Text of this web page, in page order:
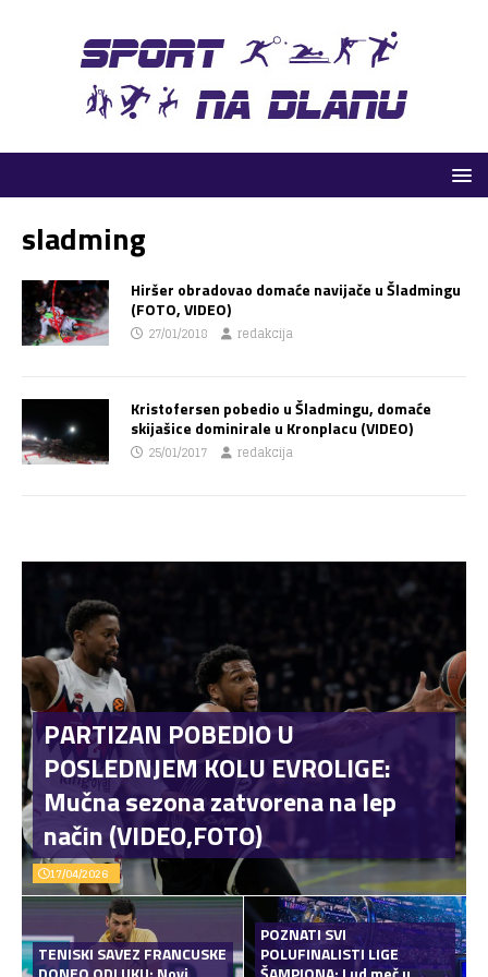
sladming
Hiršer obradovao domaće navijače u Šladmingu
(FOTO, VIDEO)
27/01/2018 redakcija
Kristofersen pobedio u Šladmingu, domaće
skijašice dominirale u Kronplacu (VIDEO)
25/01/2017 redakcija
PARTIZAN POBEDIO U
POSLEDNJEM KOLU EVROLIGE:
Mučna sezona zatvorena na lep
način (VIDEO,FOTO)
17/04/2026
TENISKI SAVEZ FRANCUSKE
POZNATI SVI
POLUFINALISTI LIGE